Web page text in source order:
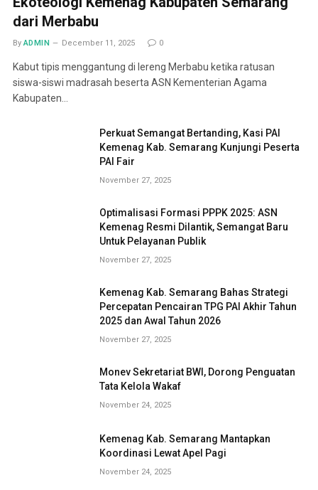
dari Merbabu
By ADMIN December 11, 2025 0
Kabut tipis menggantung di lereng Merbabu ketika ratusan
siswa-siswi madrasah beserta ASN Kementerian Agama
Kabupaten…
Perkuat Semangat Bertanding, Kasi PAI
Kemenag Kab. Semarang Kunjungi Peserta
PAI Fair
November 27, 2025
Optimalisasi Formasi PPPK 2025: ASN
Kemenag Resmi Dilantik, Semangat Baru
Untuk Pelayanan Publik
November 27, 2025
Kemenag Kab. Semarang Bahas Strategi
Percepatan Pencairan TPG PAI Akhir Tahun
2025 dan Awal Tahun 2026
November 27, 2025
Monev Sekretariat BWI, Dorong Penguatan
Tata Kelola Wakaf
November 24, 2025
Kemenag Kab. Semarang Mantapkan
Koordinasi Lewat Apel Pagi
November 24, 2025